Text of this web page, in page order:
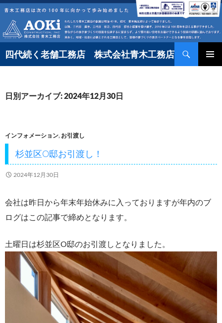
コ
テ
ン
ツ
ス
四代続く老舗工務店 株式会社青木工務店
検
索
日別アーカイブ: 2024年12月30日
インフォメーション, お引渡し
杉並区O邸お引渡し！
2024年12月30日
会社は昨日から年末年始休みに入っておりますが年内のブ
ログはこの記事で締めとなります。
土曜日は杉並区O邸のお引渡しとなりました。